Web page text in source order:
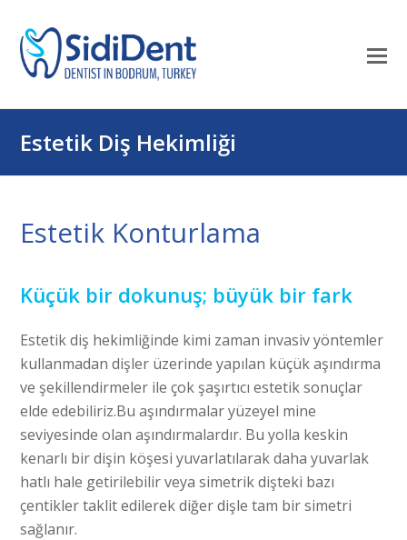
Estetik Diş Hekimliği
Estetik Konturlama
Küçük bir dokunuş; büyük bir fark
Estetik diş hekimliğinde kimi zaman invasiv yöntemler
kullanmadan dişler üzerinde yapılan küçük aşındırma
ve şekillendirmeler ile çok şaşırtıcı estetik sonuçlar
elde edebiliriz.Bu aşındırmalar yüzeyel mine
seviyesinde olan aşındırmalardır. Bu yolla keskin
kenarlı bir dişin köşesi yuvarlatılarak daha yuvarlak
hatlı hale getirilebilir veya simetrik dişteki bazı
çentikler taklit edilerek diğer dişle tam bir simetri
sağlanır.